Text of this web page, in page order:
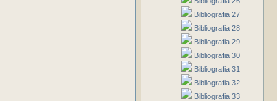
Bibliografia 27
Bibliografia 28
Bibliografia 29
Bibliografia 30
Bibliografia 31
Bibliografia 32
Bibliografia 33